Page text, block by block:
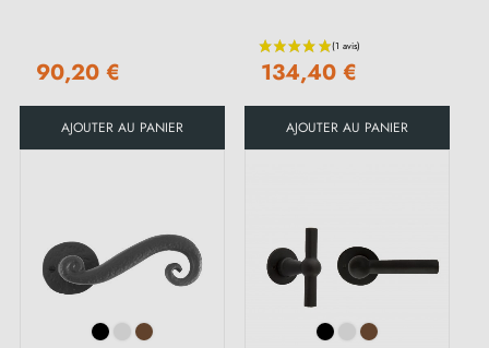
90,20 €
AJOUTER AU PANIER
134,40 €
AJOUTER AU PANIER